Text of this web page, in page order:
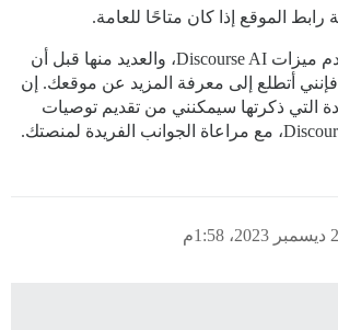
الموقع إذا كان متاحًا للعامة.
بصفتي شخصًا استخدم ميزات Discourse AI، والعديد منها قبل أن
أتطلع إلى معرفة المزيد عن موقعك. إن
التي ذكرتها سيمكنني من تقديم توصيات